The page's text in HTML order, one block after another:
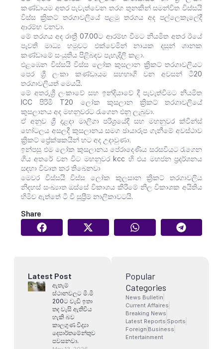
කණ්ඩායම අතර පැවැත්වෙන තරග තුනකින් සමන්විත විස්සයි
විස්ස ක්‍රිකට් තරගාවලියේ පළමු තරගය අද පල්ලෙකැලේදී
ආරම්භ වනවා.
මේ තරගය අද රාත්‍රී 07.00ට ආරම්භ වීමට නියමිත අතර ඊයේ
පැවති මාධ්‍ය හමුවට එක්වෙමින් නායක දසුන් ශානක
කණ්ඩාමේ සංයුතිය පිළිබඳව පැහැදිලි කළා.
එළඹෙන විස්සයි විස්ස ලෝක කුසලාන ක්‍රිකට් තරගාවලියට
පෙර ශ්‍රී ලංකා කණ්ඩායම සහභාගි වන අවසන් ටී20
තරගාවලියත් මෙය‍යි.
මේ අතර,ශ්‍රී ලංකාවේ සහ ඉන්දියාවේ දී පැවැත්වීමට නියමිත
ICC පිරිමි T20 ලෝක කුසලාන ක්‍රිකට් තරගාවලියේ
කුසලානය අද මහනුවරට රැගෙන එනු ලැබුවා.
ඒ අනුව ශ්‍රී දළදා මාලිගා පරිශ්‍රයේදී සහ මහනුවර ක්වීන්ස්
හෝටලය අසලදී කුසලානය සමග ඡායාරූප ගැනීමේ අවස්ථාව
ක්‍රිකට් ප්‍රේක්ෂකයින් හට අද උදාවුණා.
ඉන්පසු එම ලෝක කුසලානය පේරාදෙණිය සරසවියට රැගෙන
ගිය අතරේ වන විට මහනුවර kcc හි එය මහජන ප්‍රදර්ශනය
සඳහා විවෘත කර තිබෙනවා
මෙවර විස්සයි විස්ස ලෝක කුලසාන ක්‍රිකට් තරගාවලිය
නිදහස් සංඛ්‍යාත ඔස්සේ විකාශය කිරීමේ නිල විකාශක අයිතිය
හිමිව ඇත්තේ ටී වී සුප්‍රීම් නාලිකාවටයි.
Share
Latest Post
ඇතැම්
ස්ථානවලට මි.මි
200ට වැඩි ඉතා
තද වැසි ඇතිවිය
හැකි බව
කාලගුණ විද්‍යා
දෙපාර්තමේන්තුව
පවසනවා.
Popular
Categories
News Bulletin
Current Affaires
Breaking News
Latest Reports Sports
Foreign Business
Entertainment